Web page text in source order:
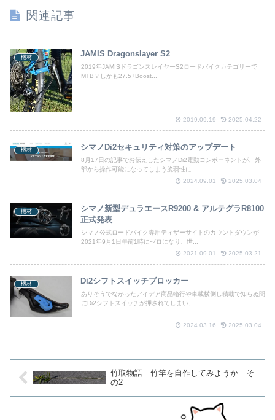
関連記事
機材 JAMIS Dragonslayer S2
2019年JAMISドラゴンスレイヤーS2ロードバイクカテゴリーで
MTB？しかも27.5+Boost...
2019.09.19 2025.04.22
機材 シマノDi2セキュリティ対策のアップデート
8月17日の記事でお伝えしたシマノDi2電動コンポーネントが、外
部から操作可能になってしまう脆弱性に...
2024.09.01
2025.03.04
機材
シマノ新型デュラエースR9200 & アルテグラR8100
正式発表
シマノ公式ロードバイク専用ティザーサイトのカウントダウンが
2021年9月1日午前1時にゼロになり、世...
2021.09.01
2025.03.21
機材 Di2シフトスイッチブロッカー
ありそうでなかったアイデア商品輪行や車載横倒し積載で知らぬ間
にDi2シフトスイッチが押されてしまい、...
2024.03.16 2025.03.04
竹取物語 竹竿を自作してみようか そ
の2